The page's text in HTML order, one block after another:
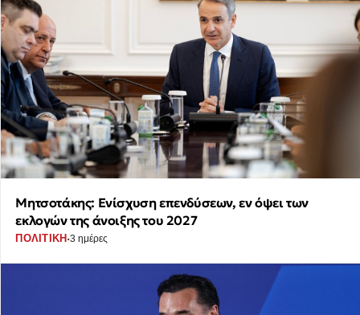
Μητσοτάκης: Ενίσχυση επενδύσεων, εν όψει των
εκλογών της άνοιξης του 2027
ΠΟΛΙΤΙΚΗ ·3 ημέρες